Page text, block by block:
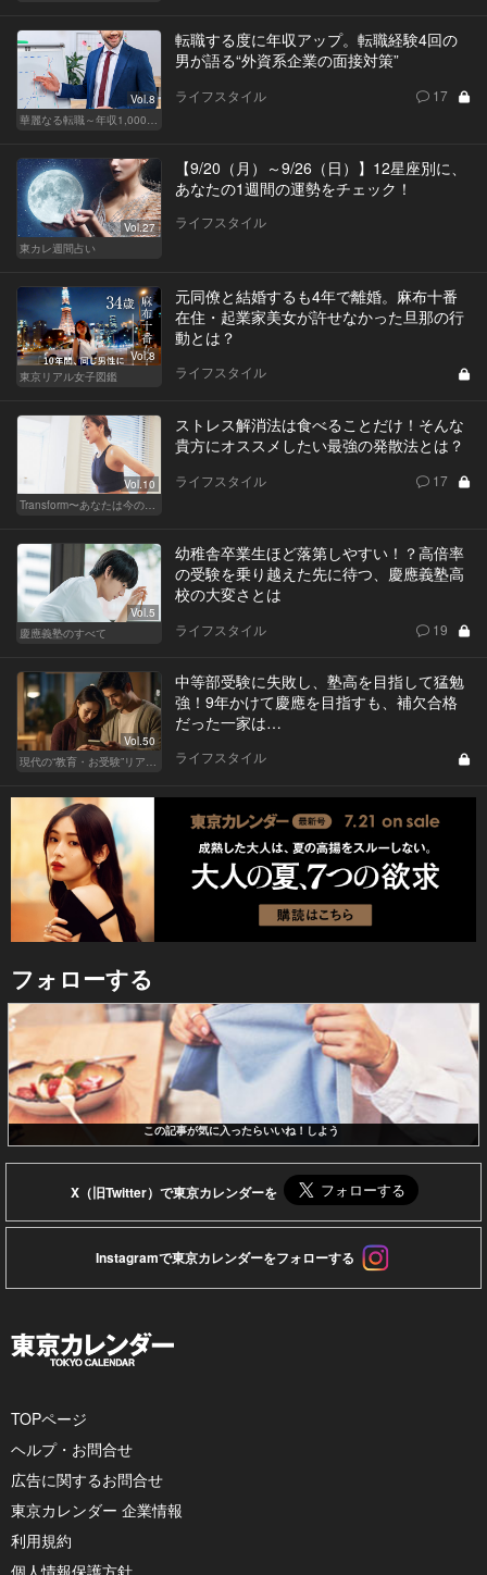
Vol.8
転職する度に年収アップ。転職経験4回の
男が語る“外資系企業の面接対策”
ライフスタイル 17
Vol.27
東カレ週間占い
【9/20（月）～9/26（日）】12星座別に、
あなたの1週間の運勢をチェック！
ライフスタイル
Vol.8
東京リアル女子図鑑
元同僚と結婚するも4年で離婚。麻布十番
在住・起業家美女が許せなかった旦那の行
動とは？
ライフスタイル
Vol.10
ストレス解消法は食べることだけ！そんな
貴方にオススメしたい最強の発散法とは？
ライフスタイル 17
Vol.5
慶應義塾のすべて
幼稚舎卒業生ほど落第しやすい！？高倍率
の受験を乗り越えた先に待つ、慶應義塾高
校の大変さとは
ライフスタイル 19
Vol.50
中等部受験に失敗し、塾高を目指して猛勉
強！9年かけて慶應を目指すも、補欠合格
だった一家は…
ライフスタイル
フォローする
この記事が気に入ったらいいね！しよう
X（旧Twitter）で東京カレンダーを
Instagramで東京カレンダーをフォローする
TOPページ
ヘルプ・お問合せ
広告に関するお問合せ
東京カレンダー 企業情報
利用規約